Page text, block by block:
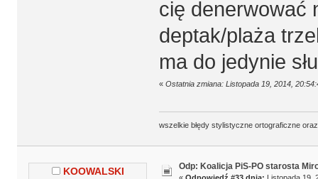
cię denerwować
deptak/plaża
ma do jedynie
« Ostatnia zmiana: Listopada 19, 2014,
wszelkie błędy stylistyczne ortograficzne
KOOWALSKI Odp: Koalicja PiS-PO starosta